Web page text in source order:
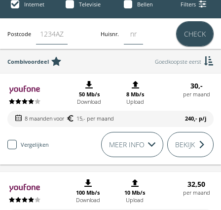
Internet Televisie Bellen Filters
Postcode Huisnr. CHECK
Combivoordeel Goedkoopste eerst
50 Mb/s
Download
8 Mb/s
Upload
30,-
per maand
8 maanden voor 15,- per maand 240,- p/j
Vergelijken MEER INFO BEKIJK
100 Mb/s
Download
10 Mb/s
Upload
32,50
per maand